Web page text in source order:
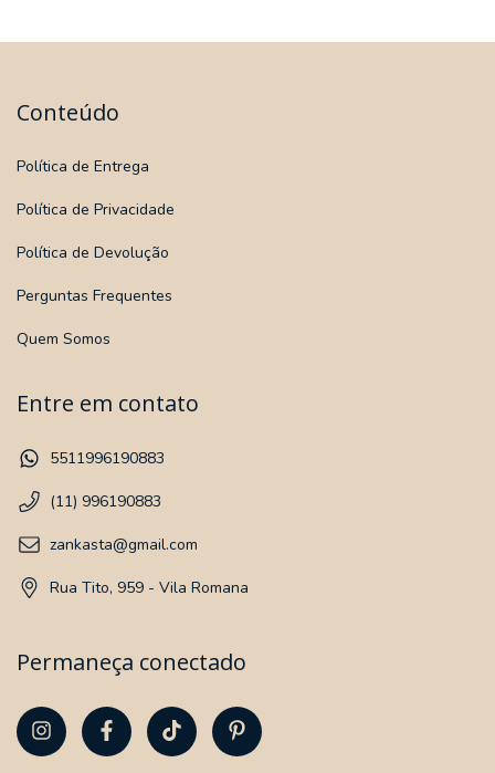
Conteúdo
Política de Entrega
Política de Privacidade
Política de Devolução
Perguntas Frequentes
Quem Somos
Entre em contato
5511996190883
(11) 996190883
zankasta@gmail.com
Rua Tito, 959 - Vila Romana
Permaneça conectado